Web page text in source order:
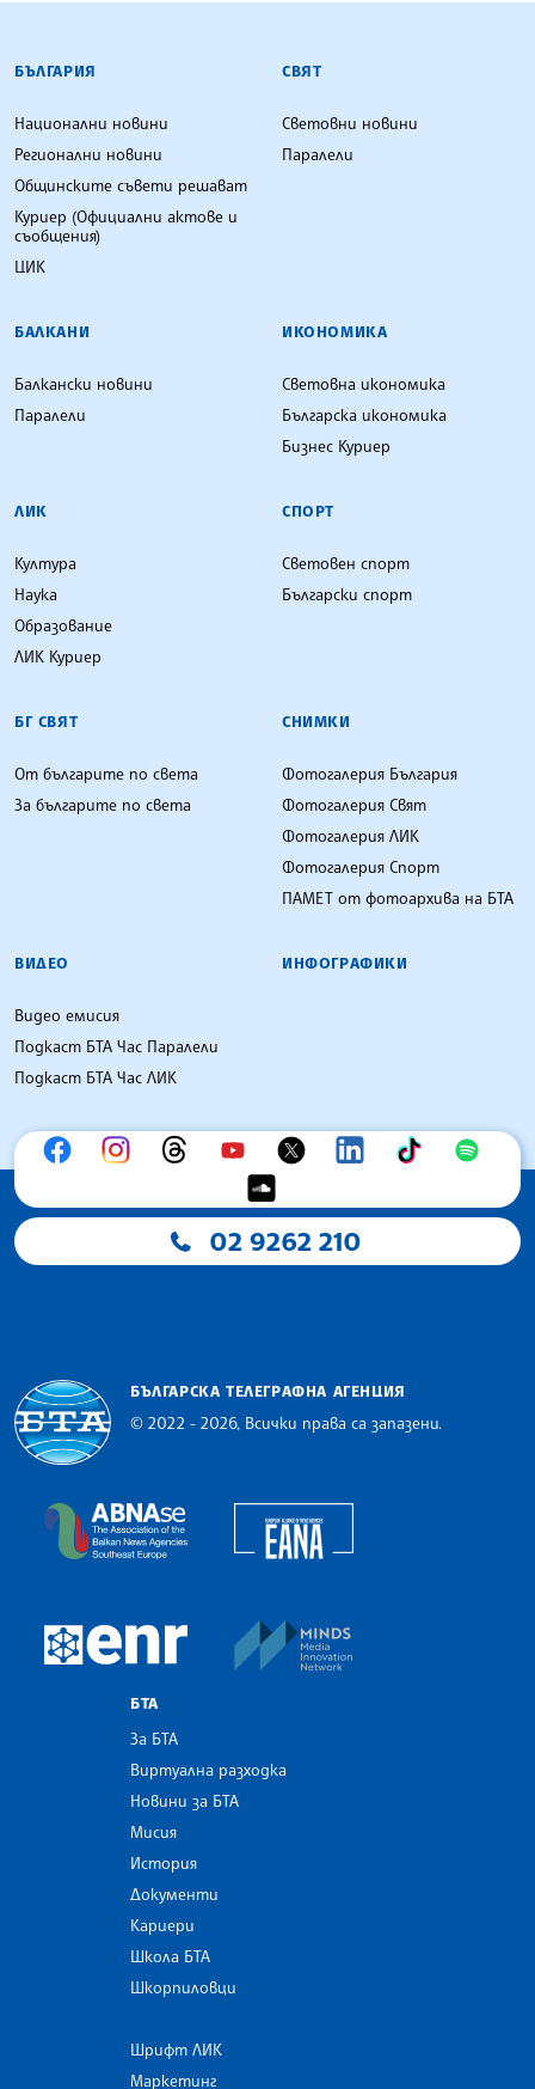
БЪЛГАРСКА ТЕЛЕГРАФНА АГЕНЦИЯ
БЪЛГАРИЯ
Национални новини
Регионални новини
Общинските съвети решават
Куриер (Официални актове и
съобщения)
ЦИК
СВЯТ
Световни новини
Паралели
БАЛКАНИ
Балкански новини
Паралели
ИКОНОМИКА
Световна икономика
Българска икономика
Бизнес Куриер
ЛИК
Култура
Наука
Образование
ЛИК Куриер
СПОРТ
Световен спорт
Български спорт
БГ СВЯТ
От българите по света
За българите по света
СНИМКИ
Фотогалерия България
Фотогалерия Свят
Фотогалерия ЛИК
Фотогалерия Спорт
ПАМЕТ от фотоархива на БТА
ВИДЕО
Видео емисия
Подкаст БТА Час Паралели
Подкаст БТА Час ЛИК
ИНФОГРАФИКИ
02 9262 210
БЪЛГАРСКА ТЕЛЕГРАФНА АГЕНЦИЯ
© 2022 - 2026, Всички права са запазени.
The Assocoation of the Balkan News Agencies
European Newsroom
БТА
За БТА
Виртуална разходка
Новини за БТА
Мисия
История
Документи
Кариери
Школа БТА
Шкорпиловци
Шрифт ЛИК
Маркетинг